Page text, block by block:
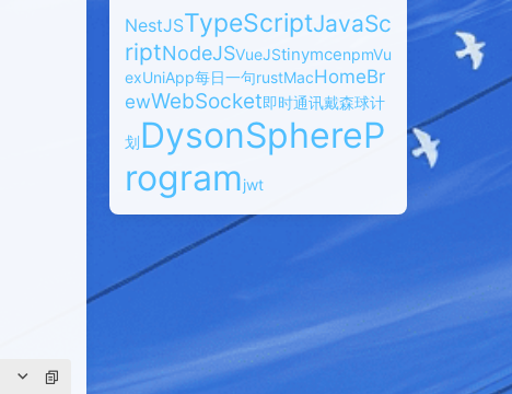
NestJSTypeScriptJavaSc
riptNodeJSVueJStinymcenpmVu
exUniApp每日一句rustMacHomeBr
ewWebSocket即时通讯戴森球计
划DysonSphereP
rogramjwt